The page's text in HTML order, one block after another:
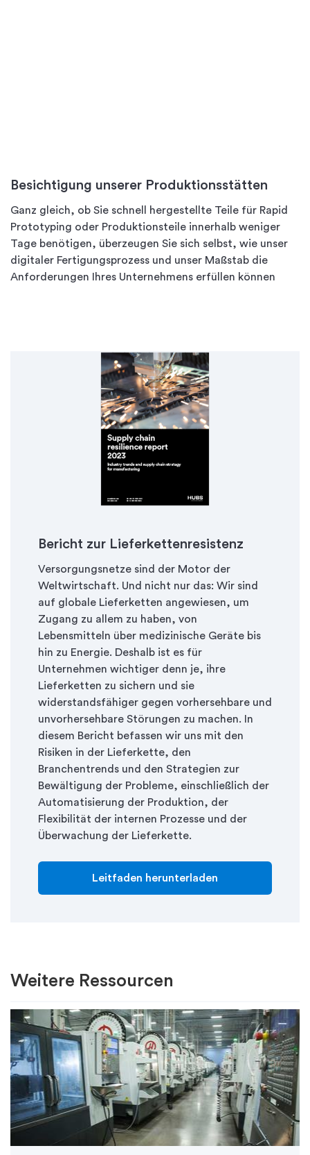
Besichtigung unserer Produktionsstätten
Ganz gleich, ob Sie schnell hergestellte Teile für Rapid
Prototyping oder Produktionsteile innerhalb weniger
Tage benötigen, überzeugen Sie sich selbst, wie unser
digitaler Fertigungsprozess und unser Maßstab die
Anforderungen Ihres Unternehmens erfüllen können
Bericht zur Lieferkettenresistenz
Versorgungsnetze sind der Motor der
Weltwirtschaft. Und nicht nur das: Wir sind
auf globale Lieferketten angewiesen, um
Zugang zu allem zu haben, von
Lebensmitteln über medizinische Geräte bis
hin zu Energie. Deshalb ist es für
Unternehmen wichtiger denn je, ihre
Lieferketten zu sichern und sie
widerstandsfähiger gegen vorhersehbare und
unvorhersehbare Störungen zu machen. In
diesem Bericht befassen wir uns mit den
Risiken in der Lieferkette, den
Branchentrends und den Strategien zur
Bewältigung der Probleme, einschließlich der
Automatisierung der Produktion, der
Flexibilität der internen Prozesse und der
Überwachung der Lieferkette.
Leitfaden herunterladen
Weitere Ressourcen